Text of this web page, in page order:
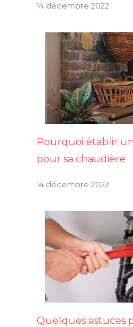
14 décembre 2022
Pourquoi établir
pour sa chaudière
14 décembre 2022
Quelques astuces